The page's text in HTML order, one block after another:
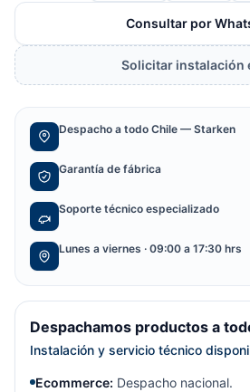
Consultar por
Solicitar instalación
Despacho a todo Chile — Starken
Garantía de fábrica
Soporte técnico especializado
Lunes a viernes · 09:00 a 17:30 hrs
Despachamos productos a
Instalación y servicio técnico
Ecommerce: Despacho nacional.